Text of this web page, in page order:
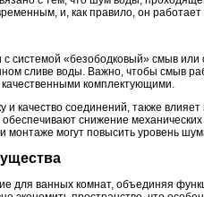
и, как правило, он работает
системой «безободковый» смыв
сливе воды. Важно, чтобы смыв
комплектующими.
и качество соединений, также
снижение
монтаже могут повысить уровень
для ванных комнат, объединяя